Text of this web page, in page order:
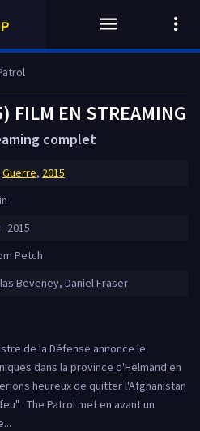
FILM EN STREAMING
complet
Guerre, 2015
2015
Petch
Beveney, Daniel Fraser
de la Défense annonce le
dans la province d'Helmand en
heureux de quitter l'Afghanistan
. The Patrol met en avant un